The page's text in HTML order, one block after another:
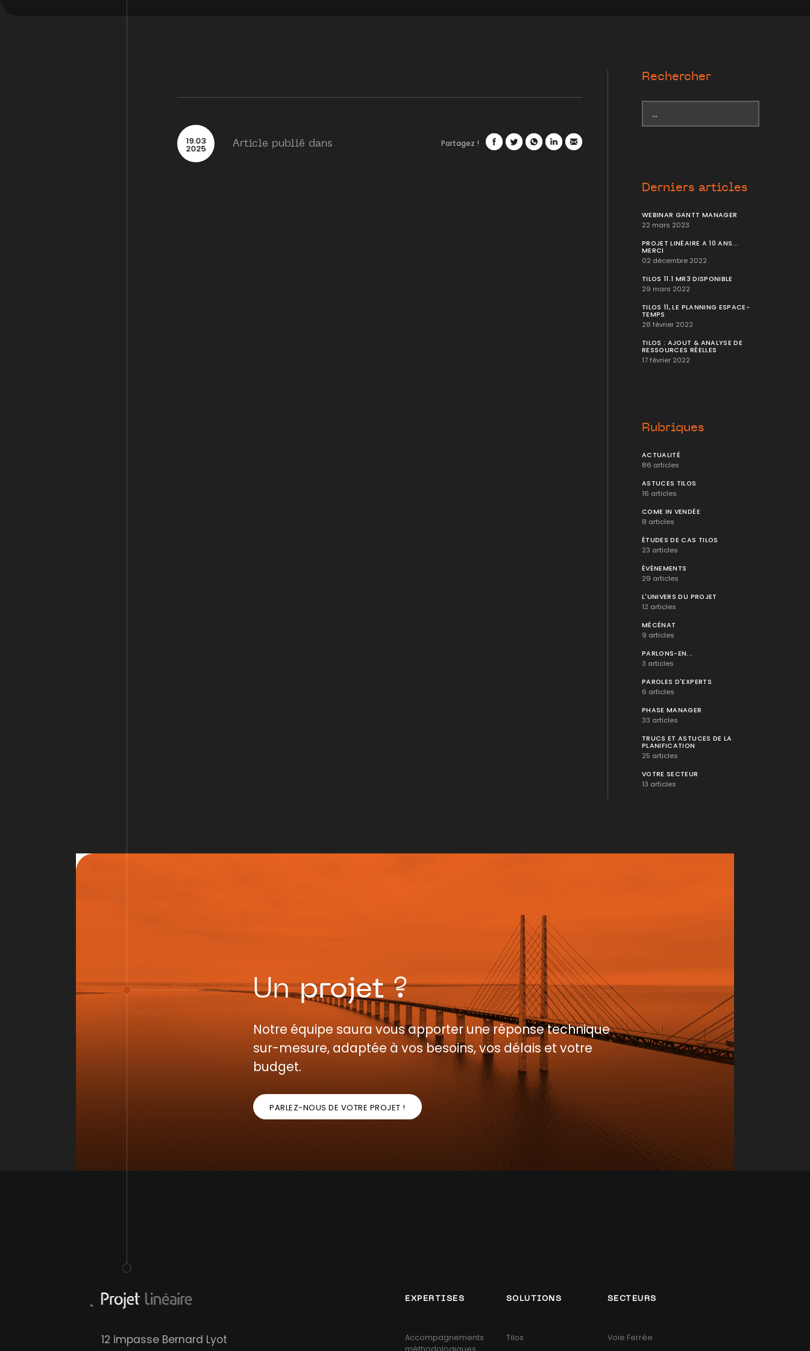
19.03
2025 Article publié dans Partagez !
Rechercher
Derniers articles
WEBINAR GANTT MANAGER
22 mars 2023
PROJET LINÉAIRE A 10 ANS...
MERCI
02 décembre 2022
TILOS 11.1 MR3 DISPONIBLE
29 mars 2022
TILOS 11, LE PLANNING ESPACE-
TEMPS
28 février 2022
TILOS : AJOUT & ANALYSE DE
RESSOURCES RÉELLES
17 février 2022
Rubriques
ACTUALITÉ
86 articles
ASTUCES TILOS
16 articles
COME IN VENDÉE
8 articles
ÉTUDES DE CAS TILOS
23 articles
ÉVÉNEMENTS
29 articles
L'UNIVERS DU PROJET
12 articles
MÉCÉNAT
9 articles
PARLONS-EN...
3 articles
PAROLES D'EXPERTS
6 articles
PHASE MANAGER
33 articles
TRUCS ET ASTUCES DE LA
PLANIFICATION
25 articles
VOTRE SECTEUR
13 articles
Unprojet?
Notre équipe saura vous apporter une réponse technique
sur-mesure, adaptée à vos besoins, vos délais et votre
budget.
PARLEZ-NOUS DE VOTRE PROJET !
12 impasse Bernard Lyot
EXPERTISES
Accompagnements
méthodologiques
SOLUTIONS
Tilos
SECTEURS
Voie Ferrée